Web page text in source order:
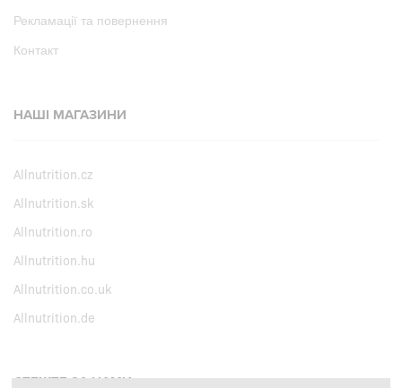
Рекламації та повернення
Контакт
НАШІ МАГАЗИНИ
Allnutrition.cz
Allnutrition.sk
Allnutrition.ro
Allnutrition.hu
Allnutrition.co.uk
Allnutrition.de
СТЕЖТЕ ЗА НАМИ